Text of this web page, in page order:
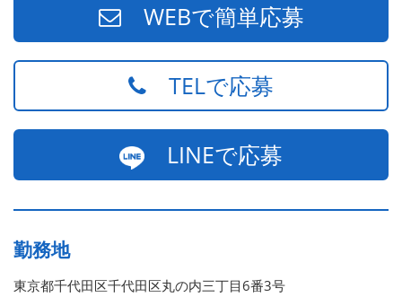
WEBで簡単応募
TELで応募
LINEで応募
勤務地
東京都千代田区千代田区丸の内三丁目6番3号